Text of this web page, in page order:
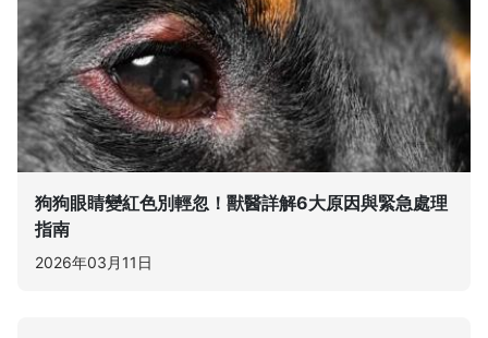
狗狗眼睛變紅色別輕忽！獸醫詳解6大原因與緊急處理
指南
2026年03月11日